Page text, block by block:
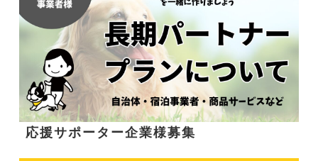
応援サポーター企業様募集